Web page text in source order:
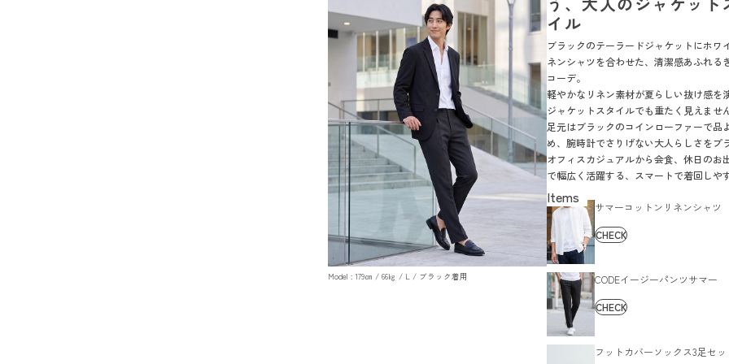
Model : 179㎝ / 66㎏ / L / ブラック着用
イル
ブラックのテーラードジャケットにホワ
ネンシャツを合わせた、清潔感あふれる
コーデ。
軽やかなリネン素材が夏らしい抜け感を
ジャケットスタイルでも重たく見えませ
足元はブラックのコインローファーで品
め、腕時計でさりげない大人らしさをプ
オフィスカジュアルから会食、休日のお
で幅広く活躍する、スマートで着回しや
です。
サマーコットンリネンシャツ
CHECK
CODEイージーパンツサマー
CHECK
フットカバーソックス3足セ